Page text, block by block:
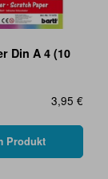
Din A 4 (10
3,95 €
Produkt